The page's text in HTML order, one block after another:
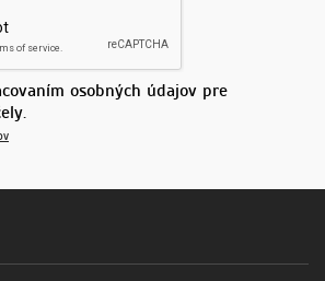
osobných údajov pre